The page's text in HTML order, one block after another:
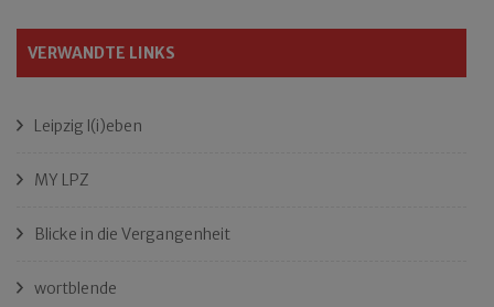
VERWANDTE LINKS
Leipzig l(i)eben
MY LPZ
Blicke in die Vergangenheit
wortblende